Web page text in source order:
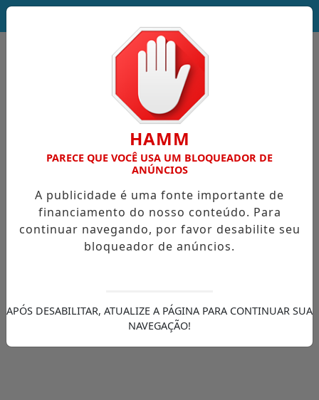
HAMM
PARECE QUE VOCÊ USA UM BLOQUEADOR DE
ANÚNCIOS
A publicidade é uma fonte importante de
financiamento do nosso conteúdo. Para
continuar navegando, por favor desabilite seu
bloqueador de anúncios.
APÓS DESABILITAR, ATUALIZE A PÁGINA PARA CONTINUAR SUA
NAVEGAÇÃO!